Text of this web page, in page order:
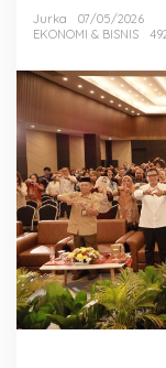
Jurka
07/05/2026
EKONOMI & BISNIS